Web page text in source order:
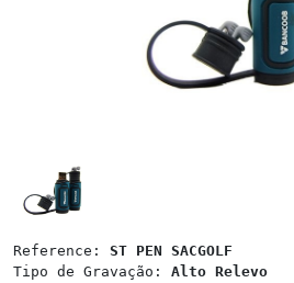
Reference: ST PEN SACGOLF
Tipo de Gravação: Alto Relevo